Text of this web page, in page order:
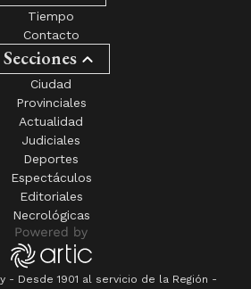
Tiempo
Contacto
Secciones
Ciudad
Provinciales
Actualidad
Judiciales
Deportes
Espectáculos
Editoriales
Necrológicas
- Desde 1901 al servicio de la Región -